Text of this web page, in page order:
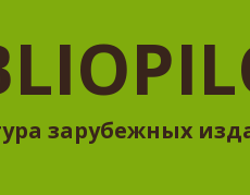
зарубежных